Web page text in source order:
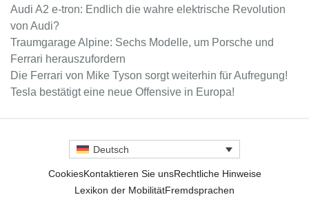
Audi A2 e-tron: Endlich die wahre elektrische Revolution
von Audi?
Traumgarage Alpine: Sechs Modelle, um Porsche und
Ferrari herauszufordern
Die Ferrari von Mike Tyson sorgt weiterhin für Aufregung!
Tesla bestätigt eine neue Offensive in Europa!
Deutsch
CookiesKontaktieren Sie unsRechtliche Hinweise
Lexikon der MobilitätFremdsprachen